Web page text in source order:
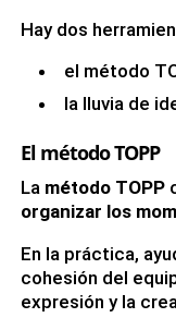
Hay dos
el método
la lluvia de
El método TOPP
La método TOPP
organizar los
En la práctica,
cohesión del
expresión y la